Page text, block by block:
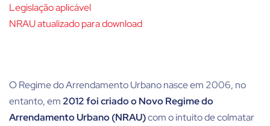
Legislação aplicável
NRAU atualizado para download
O Regime do Arrendamento Urbano nasce em 2006, no
entanto, em 2012 foi criado o Novo Regime do
Arrendamento Urbano (NRAU)com o intuito de colmatar